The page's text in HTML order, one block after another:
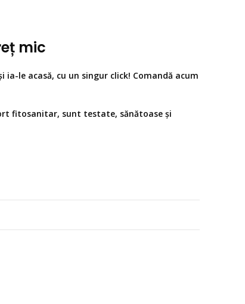
mic
le acasă, cu un singur click! Comandă acum
fitosanitar, sunt testate, sănătoase și